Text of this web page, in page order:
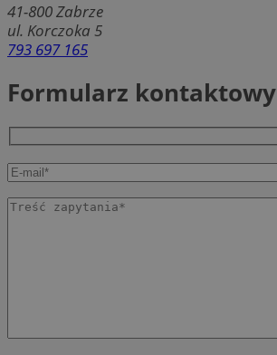
41-800Zabrze
ul. Korczoka 5
793 697 165
Formularz kontaktowy